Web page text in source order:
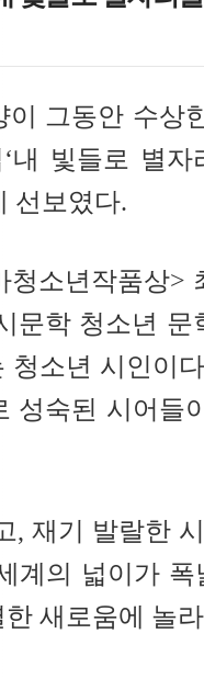
이 그동안 수상
내 빛들로 별자
선보였다.
청소년작품상>
문학 청소년 문
청소년 시인이
성숙된 시어들
, 재기 발랄한
계의 넓이가
새로움에 놀